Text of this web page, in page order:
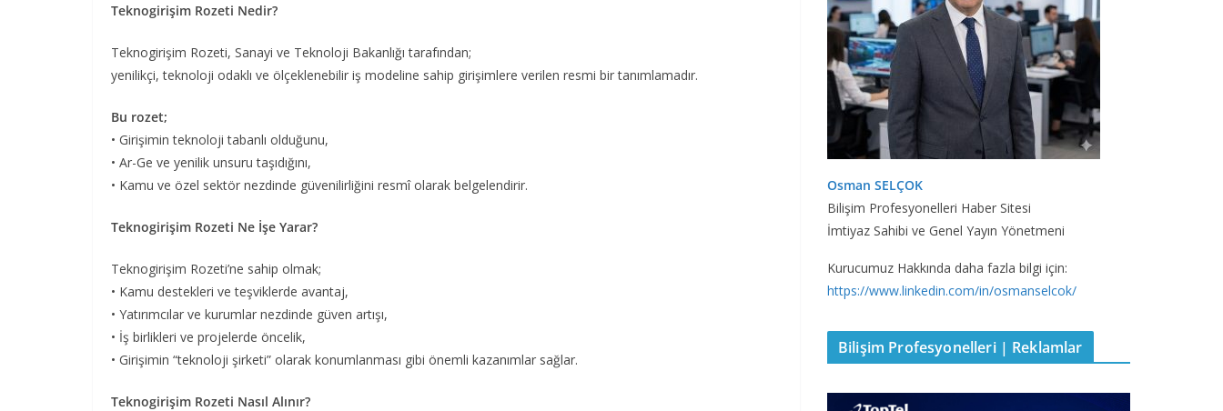
Teknogirişim Rozeti Nedir?
Teknogirişim Rozeti, Sanayi ve Teknoloji Bakanlığı tarafından;
yenilikçi, teknoloji odaklı ve ölçeklenebilir iş modeline sahip girişimlere verilen resmi bir tanımlamadır.
Bu rozet;
• Girişimin teknoloji tabanlı olduğunu,
• Ar-Ge ve yenilik unsuru taşıdığını,
• Kamu ve özel sektör nezdinde güvenilirliğini resmî olarak belgelendirir.
Teknogirişim Rozeti Ne İşe Yarar?
Teknogirişim Rozeti’ne sahip olmak;
• Kamu destekleri ve teşviklerde avantaj,
• Yatırımcılar ve kurumlar nezdinde güven artışı,
• İş birlikleri ve projelerde öncelik,
• Girişimin “teknoloji şirketi” olarak konumlanması gibi önemli kazanımlar sağlar.
Teknogirişim Rozeti Nasıl Alınır?
Osman SELÇOK
Bilişim Profesyonelleri Haber Sitesi
İmtiyaz Sahibi ve Genel Yayın Yönetmeni
Kurucumuz Hakkında daha fazla bilgi için:
https://www.linkedin.com/in/osmanselcok/
Bilişim Profesyonelleri | Reklamlar